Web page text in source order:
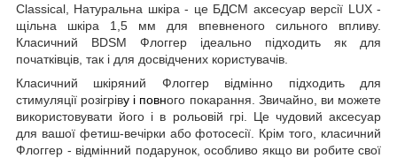
Classical, Натуральна шкіра - це БДСМ аксесуар версії LUX -
щільна шкіра 1,5 мм для впевненого сильного впливу.
Класичний BDSM Флоггер ідеально підходить як для
початківців, так і для досвідчених користувачів.
Класичний шкіряний Флоггер відмінно підходить для
стимуляції розігріву і повного покарання. Звичайно, ви можете
використовувати його і в рольовій грі. Це чудовий аксесуар
для вашої фетиш-вечірки або фотосесії. Крім того, класичний
Флоггер - відмінний подарунок, особливо якщо ви робите свої